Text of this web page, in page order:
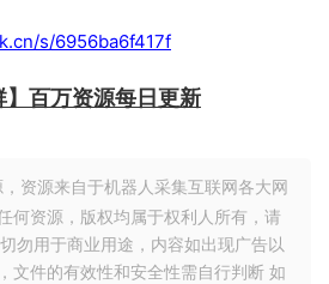
s/6956ba6f417f
】百万资源每日更新
资源来自于机器人采集互联网各大网
何资源，版权均属于权利人所有，请
勿用于商业用途，内容如出现广告以
文件的有效性和安全性需自行判断 如